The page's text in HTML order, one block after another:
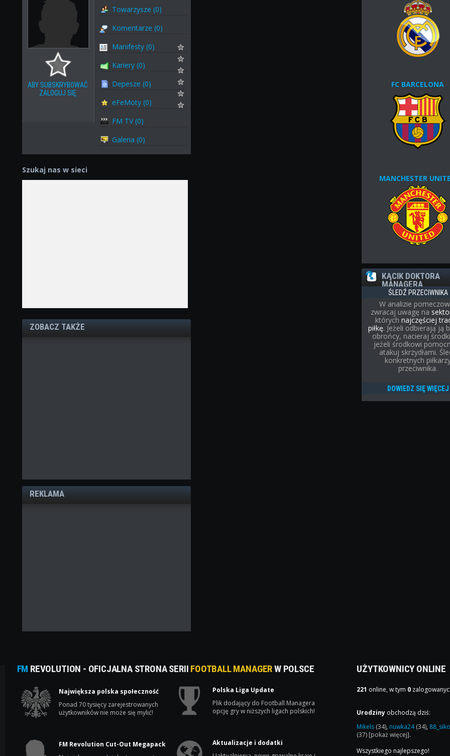
ABY SUBSKRYBOWAĆ
ZALOGUJ SIĘ
Towarzysze (0)
Komentarze (0)
Manifesty (0)
Kariery (0)
Depesze (0)
eFeMoty (0)
FM TV (0)
Galeria (0)
Szukaj nas w sieci
ZOBACZ TAKŻE
REKLAMA
FC BARCELONA
MANCHESTER
KĄCIK DOKTORA
MANAGERA
ŚLEDŹ PRZECIWNIKA
W analizie
zwracaj uwagę na
którychnajczęściej
piłkę. Jeżeli odbierają ją
obrońcy, nacieraj
jeżeli środkowi
atakuj skrzydłami.
konkretnych
przeciwnika.
DOWIEDZ SIĘ WIĘCEJ
FM REVOLUTION - OFICJALNA STRONA SERII FOOTBALL MANAGERW POLSCE
Największa polska społeczność
Ponad 70 tysięcy zarejestrowanych
użytkowników nie może się mylić!
Polska Liga Update
Plik dodający do Football Managera
opcję gry w niższych ligach polskich!
FM Revolution Cut-Out Megapack
Aktualizacje i dodatki
UŻYTKOWNICY ONLINE
221 online, w tym 0
Urodziny obchodzą dziś:
Mikels (34), nuwka24(34),
(37) [pokaż więcej].
Wszystkiego najlepszego!